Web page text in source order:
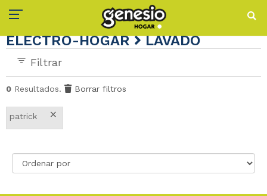
ELECTRO-HOGAR LAVADO
Filtrar
0 Resultados. Borrar filtros
×
patrick